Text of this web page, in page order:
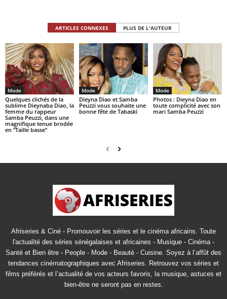
ARTICLES CONNEXES PLUS DE L'AUTEUR
Mode
Quelques clichés de la
sublime Dieynaba Diao, la
femme du rappeur
Samba Peuzzi, dans une
magnifique tenue brodée
en “Taille basse”
Mode
Dieyna Diao et Samba
Peuzzi vous souhaite une
bonne fête de Tabaski
Mode
Photos : Dieyna Diao en
toute complicité avec son
mari Samba Peuzzi
Afriseries & Ciné - Promouvoir les séries et le cinéma africains. Toute
l'actualité des séries sénégalaises et africaines - Musique - Cinéma -
Santé et Bien être - People - Mode - Beauté - Cuisine. Soyez à l’affût des
tendances cinématographiques avec Afriseries. Retrouvez vos séries et
films préférés et l’actualité de vos acteurs favoris, la musique, astuces et
bien-être ne seront pas en restes.